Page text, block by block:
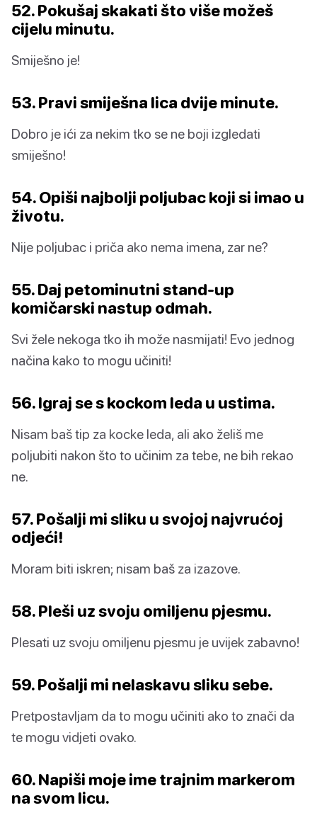
52. Pokušaj skakati što više možeš
cijelu minutu.
Smiješno je!
53. Pravi smiješna lica dvije minute.
Dobro je ići za nekim tko se ne boji izgledati
smiješno!
54. Opiši najbolji poljubac koji si imao u
životu.
Nije poljubac i priča ako nema imena, zar ne?
55. Daj petominutni stand-up
komičarski nastup odmah.
Svi žele nekoga tko ih može nasmijati! Evo jednog
načina kako to mogu učiniti!
56. Igraj se s kockom leda u ustima.
Nisam baš tip za kocke leda, ali ako želiš me
poljubiti nakon što to učinim za tebe, ne bih rekao
ne.
57. Pošalji mi sliku u svojoj najvrućoj
odjeći!
Moram biti iskren; nisam baš za izazove.
58. Pleši uz svoju omiljenu pjesmu.
Plesati uz svoju omiljenu pjesmu je uvijek zabavno!
59. Pošalji mi nelaskavu sliku sebe.
Pretpostavljam da to mogu učiniti ako to znači da
te mogu vidjeti ovako.
60. Napiši moje ime trajnim markerom
na svom licu.